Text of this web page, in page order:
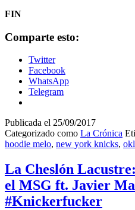
FIN
Comparte esto:
Twitter
Facebook
WhatsApp
Telegram
Publicada el 25/09/2017
Categorizado como La Crónica
hoodie melo, new york knicks,
La Cheslón
el MSG ft. Javier
#Knickerfucker